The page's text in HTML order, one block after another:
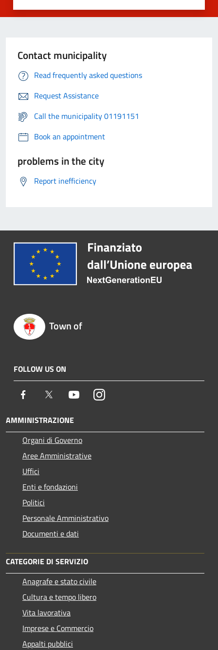
Contact municipality
Read frequently asked questions
Request Assistance
Call the municipality 01191151
Book an appointment
problems in the city
Report inefficiency
Town of
FOLLOW US ON
Facebook Twitter YoutubeInstagram
AMMINISTRAZIONE
Organi di Governo
Aree Amministrative
Uffici
Enti e fondazioni
Politici
Personale Amministrativo
Documenti e dati
CATEGORIE DI SERVIZIO
Anagrafe e stato civile
Cultura e tempo libero
Vita lavorativa
Imprese e Commercio
Appalti pubblici